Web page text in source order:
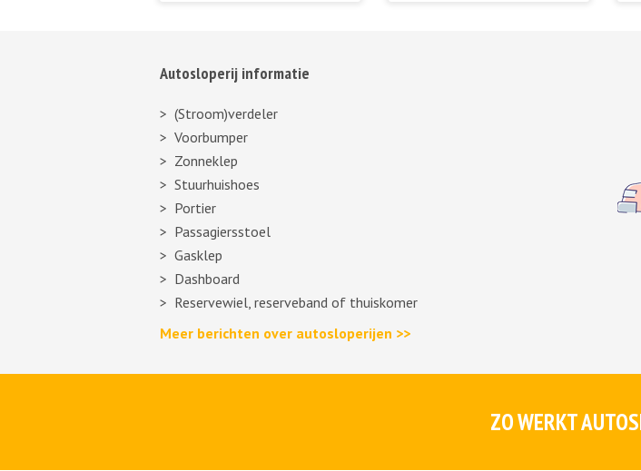
Autosloperij informatie
(Stroom)verdeler
Voorbumper
Zonneklep
Stuurhuishoes
Portier
Passagiersstoel
Gasklep
Dashboard
Reservewiel, reserveband of thuiskomer
Meer berichten over autosloperijen >>
ZO WERKT